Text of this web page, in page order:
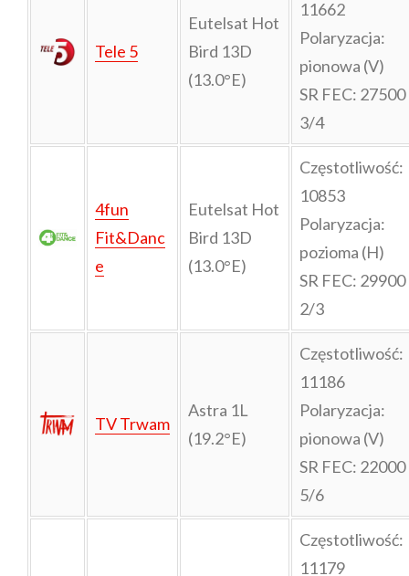
Tele 5
Eutelsat Hot
Bird 13D
(13.0°E)
11662
Polaryzacja:
pionowa (V)
SR FEC: 27500
3/4
4fun
Fit&Danc
e
Eutelsat Hot
Bird 13D
(13.0°E)
Częstotliwość:
10853
Polaryzacja:
pozioma (H)
SR FEC: 29900
2/3
TV Trwam
Astra 1L
(19.2°E)
Częstotliwość:
11186
Polaryzacja:
pionowa (V)
SR FEC: 22000
5/6
Częstotliwość:
11179